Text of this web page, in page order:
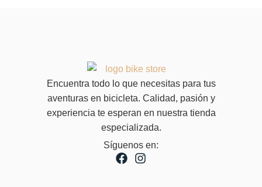
Encuentra todo lo que necesitas para tus
aventuras en bicicleta. Calidad, pasión y
experiencia te esperan en nuestra tienda
especializada.
Síguenos en: